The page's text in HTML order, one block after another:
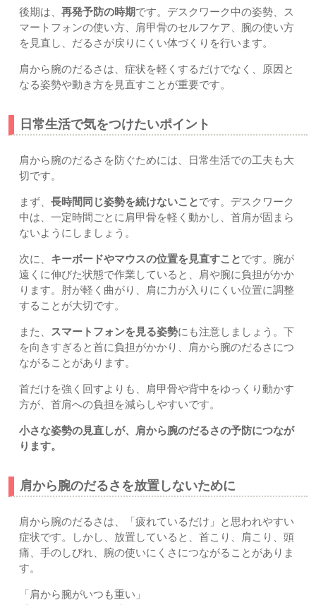
後期は、 再発予防の時期です。デスクワーク中の姿勢、ス
マートフォンの使い方、肩甲骨のセルフケア、腕の使い方
を見直し、だるさが戻りにくい体づくりを行います。
肩から腕のだるさは、症状を軽くするだけでなく、原因と
なる姿勢や動き方を見直すことが重要です。
日常生活で気をつけたいポイント
肩から腕のだるさを防ぐためには、日常生活での工夫も大
切です。
まず、 長時間同じ姿勢を続けないことです。デスクワーク
中は、一定時間ごとに肩甲骨を軽く動かし、首肩が固まら
ないようにしましょう。
次に、 キーボードやマウスの位置を見直すことです。腕が
遠くに伸びた状態で作業していると、肩や腕に負担がかか
ります。肘が軽く曲がり、肩に力が入りにくい位置に調整
することが大切です。
また、 スマートフォンを見る姿勢にも注意しましょう。下
を向きすぎると首に負担がかかり、肩から腕のだるさにつ
ながることがあります。
首だけを強く回すよりも、肩甲骨や背中をゆっくり動かす
方が、首肩への負担を減らしやすいです。
小さな姿勢の見直しが、肩から腕のだるさの予防につなが
ります。
肩から腕のだるさを放置しないために
肩から腕のだるさは、「疲れているだけ」と思われやすい
症状です。しかし、放置していると、首こり、肩こり、頭
痛、手のしびれ、腕の使いにくさにつながることがありま
す。
「肩から腕がいつも重い」